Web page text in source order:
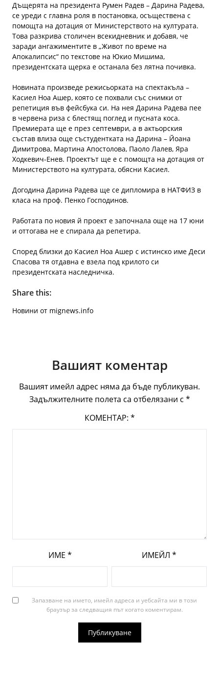
Дъщерята на президента Румен Радев – Дарина Радева,
се уреди с главна роля в постановка, осъществена с
помощта на дотация от Министерството на културата.
Това разкрива столичен всекидневник и добавя, че
заради ангажиментите в „Живот по време на
Апокалипсис“ по текстове на Юкио Мишима,
президентската щерка е останала без лятна почивка.
Новината произведе режисьорката на спектакъла –
Касиел Ноа Ашер, която се похвали със снимки от
репетиция във фейсбука си. На нея Дарина Радева пее
в червена риза с блестящ поглед и пусната коса.
Премиерата ще е през септември, а в актьорския
състав влиза още състудентката на Дарина – Йоана
Димитрова, Мартина Апостолова, Паоло Лалев, Яра
Ходкевич-Енев. Проектът ще е с помощта на дотация от
Министерството на културата, обясни Касиел.
Догодина Дарина Радева ще се дипломира в НАТФИЗ в
класа на проф. Пенко Господинов.
Работата по новия й проект е започнала още на 17 юни
и оттогава не е спирала да репетира.
Според близки до Касиел Ноа Ашер с истинско име Деси
Спасова тя отдавна е взела под крилото си
президентската наследничка.
Share this:
Новини от mignews.info
Вашият коментар
Вашият имейл адрес няма да бъде публикуван.
Задължителните полета са отбелязани с *
КОМЕНТАР: *
ИМЕ * ИМЕЙЛ *
Запазване на името, имейл адреса и уебсайта ми в този
браузър за следващия път когато коментирам.